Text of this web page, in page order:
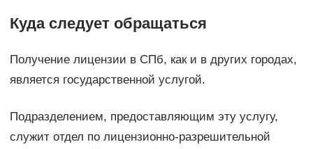
Куда следует обращаться
Получение лицензии в СПб, как и в других городах,
является государственной услугой.
Подразделением, предоставляющим эту услугу,
служит отдел по лицензионно-разрешительной